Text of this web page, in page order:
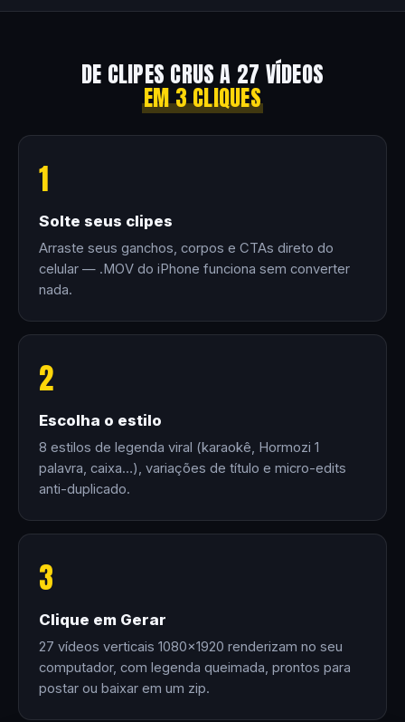
DE CLIPES CRUS A 27 VÍDEOS
EM 3 CLIQUES
1
Solte seus clipes
Arraste seus ganchos, corpos e CTAs direto do
celular — .MOV do iPhone funciona sem converter
nada.
2
Escolha o estilo
8 estilos de legenda viral (karaokê, Hormozi 1
palavra, caixa…), variações de título e micro-edits
anti-duplicado.
3
Clique em Gerar
27 vídeos verticais 1080×1920 renderizam no seu
computador, com legenda queimada, prontos para
postar ou baixar em um zip.